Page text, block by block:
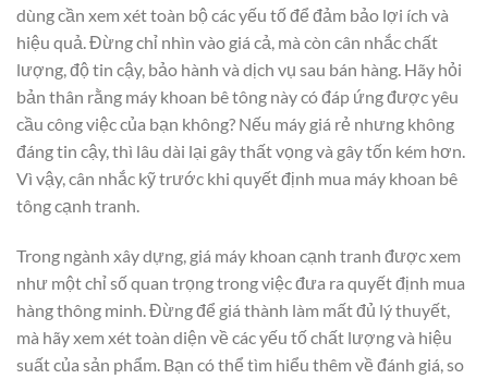
dùng cần xem xét toàn bộ các yếu tố để đảm bảo lợi ích và
hiệu quả. Đừng chỉ nhìn vào giá cả, mà còn cân nhắc chất
lượng, độ tin cậy, bảo hành và dịch vụ sau bán hàng. Hãy hỏi
bản thân rằng máy khoan bê tông này có đáp ứng được yêu
cầu công việc của bạn không? Nếu máy giá rẻ nhưng không
đáng tin cậy, thì lâu dài lại gây thất vọng và gây tốn kém hơn.
Vì vậy, cân nhắc kỹ trước khi quyết định mua máy khoan bê
tông cạnh tranh.
Trong ngành xây dựng, giá máy khoan cạnh tranh được xem
như một chỉ số quan trọng trong việc đưa ra quyết định mua
hàng thông minh. Đừng để giá thành làm mất đủ lý thuyết,
mà hãy xem xét toàn diện về các yếu tố chất lượng và hiệu
suất của sản phẩm. Bạn có thể tìm hiểu thêm về đánh giá, so